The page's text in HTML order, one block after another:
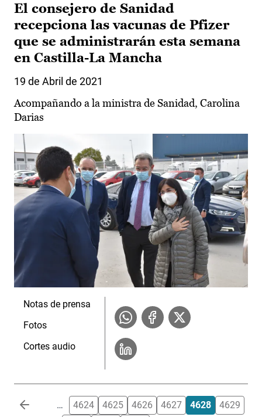
El consejero de Sanidad
recepciona las vacunas de Pfizer
que se administrarán esta semana
en Castilla-La Mancha
19 de Abril de 2021
Acompañando a la ministra de Sanidad, Carolina
Darias
Notas de prensa
Fotos
Cortes audio
Paginación … 4624 4625 4626 4627 4628
4629